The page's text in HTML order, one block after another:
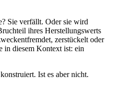
Sie verfällt. Oder sie wird
ihres Herstellungswerts
zerstückelt oder
in diesem Kontext ist: ein
Ist es aber nicht.